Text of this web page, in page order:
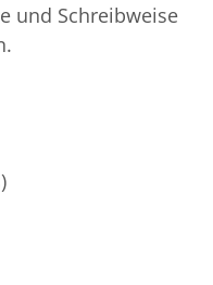
und Schreibweise